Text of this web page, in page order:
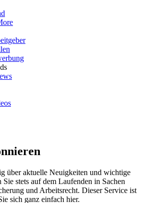
über aktuelle Neuigkeiten und wichtige
stets auf dem Laufenden in Sachen
und Arbeitsrecht. Dieser Service ist
sich ganz einfach hier.